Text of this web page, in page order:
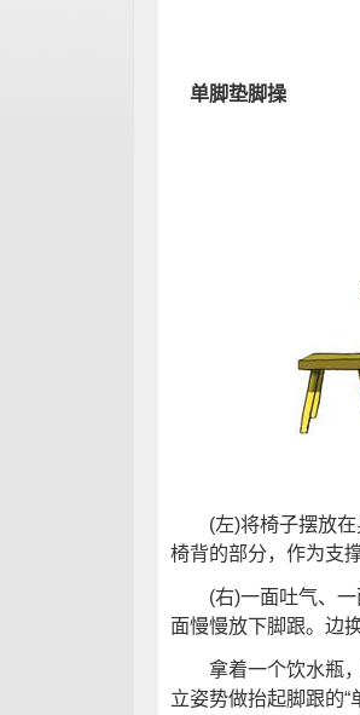
单脚垫脚操
(左)将椅子摆放在
椅背的部分，作为支
(右)一面吐气、一
面慢慢放下脚跟。边
拿着一个饮水瓶，
立姿势做抬起脚跟的